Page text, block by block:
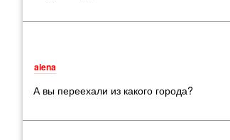
alena
А вы переехали из какого города?